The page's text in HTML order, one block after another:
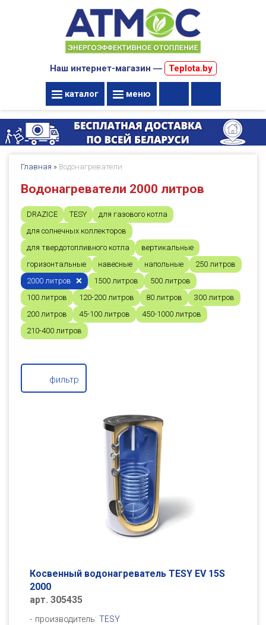
Наш интернет-магазин ― Teplota.by
каталог меню
Главная » Водонагреватели
Водонагреватели 2000 литров
DRAZICE TESY
для газового котла
для солнечных коллекторов
для твердотопливного котла
вертикальные
горизонтальные
навесные напольные
250 литров
2000 литров
1500 литров
500 литров
100 литров
120-200 литров 80 литров
300 литров
200 литров
45-100 литров
450-1000 литров
210-400 литров
фильтр
Косвенный водонагреватель TESY EV 15S
2000
арт. 305435
производитель: TESY